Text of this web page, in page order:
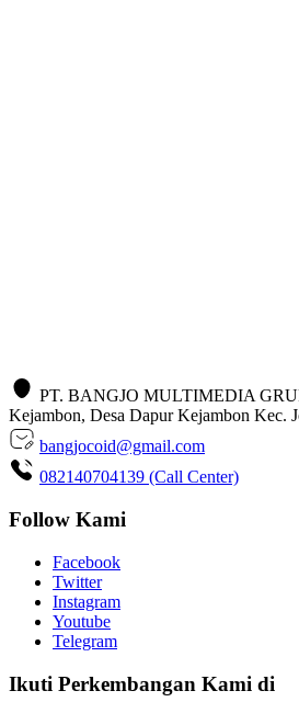
PT. BANGJO MULTIMEDIA
Kejambon, Desa Dapur Kejambon Kec.
bangjocoid@gmail.com
082140704139 (Call Center)
Follow Kami
Facebook
Twitter
Instagram
Youtube
Telegram
Ikuti Perkembangan Kami di